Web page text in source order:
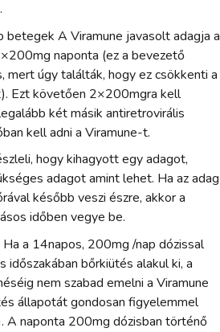
betegek A Viramune javasolt adagja a
naponta (ez a bevezető
mert úgy találták, hogy ez csökkenti a
Ezt követően 2×200mgra kell
két másik antiretrovirális
kell adni a Viramune-t.
hogy kihagyott egy adagot,
adagot amint lehet. Ha az adag
később veszi észre, akkor a
időben vegye be.
a 14napos, 200mg /nap dózissal
bőrkiütés alakul ki, a
nem szabad emelni a Viramune
állapotát gondosan figyelemmel
A naponta 200mg dózisban történő